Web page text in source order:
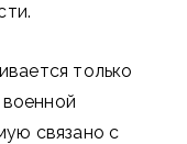
только
связано с